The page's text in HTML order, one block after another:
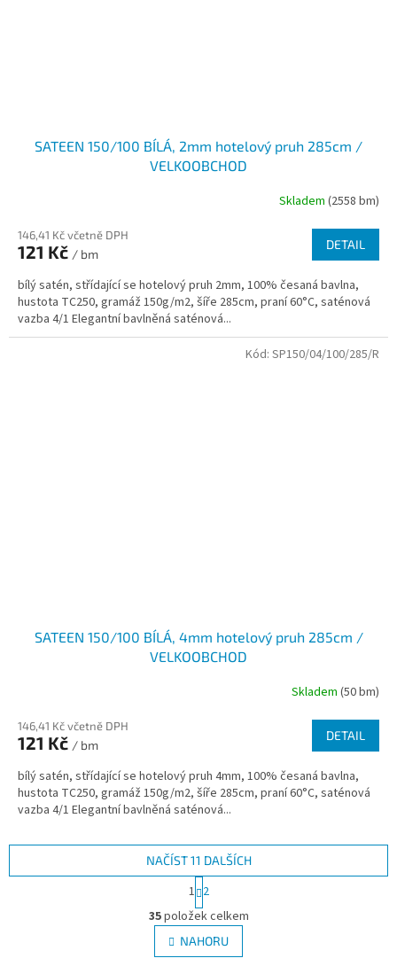
SATEEN 150/100 BÍLÁ, 2mm hotelový pruh 285cm /
VELKOOBCHOD
Skladem (2558 bm)
146,41 Kč včetně DPH
121 Kč / bm
DETAIL
bílý satén, střídající se hotelový pruh 2mm, 100% česaná bavlna,
hustota TC250, gramáž 150g/m2, šíře 285cm, praní 60°C, saténová
vazba 4/1 Elegantní bavlněná saténová...
SATEEN 150/100 BÍLÁ, 4mm hotelový pruh 285cm /
VELKOOBCHOD
Skladem (50 bm)
146,41 Kč včetně DPH
121 Kč / bm
DETAIL
bílý satén, střídající se hotelový pruh 4mm, 100% česaná bavlna,
hustota TC250, gramáž 150g/m2, šíře 285cm, praní 60°C, saténová
vazba 4/1 Elegantní bavlněná saténová...
Kód: SP150/04/100/285/R
O
v
l
á
NAČÍST 11 DALŠÍCH
S
t
r
á
n
k
1 2
35položek celkem
NAHORU